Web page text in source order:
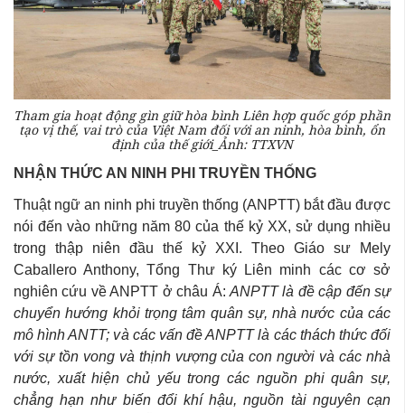
Tham gia hoạt động gìn giữ hòa bình Liên hợp quốc góp phần
tạo vị thế, vai trò của Việt Nam đối với an ninh, hòa bình, ổn
định của thế giới_Ảnh: TTXVN
NHẬN THỨC AN NINH PHI TRUYỀN THỐNG
Thuật ngữ an ninh phi truyền thống (ANPTT) bắt đầu được
nói đến vào những năm 80 của thế kỷ XX, sử dụng nhiều
trong thập niên đầu thế kỷ XXI. Theo Giáo sư Mely
Caballero Anthony, Tổng Thư ký Liên minh các cơ sở
nghiên cứu về ANPTT ở châu Á: ANPTT là đề cập đến sự
chuyển hướng khỏi trọng tâm quân sự, nhà nước của các
mô hình ANTT; và các vấn đề ANPTT là các thách thức đối
với sự tồn vong và thịnh vượng của con người và các nhà
nước, xuất hiện chủ yếu trong các nguồn phi quân sự,
chẳng hạn như biến đổi khí hậu, nguồn tài nguyên cạn